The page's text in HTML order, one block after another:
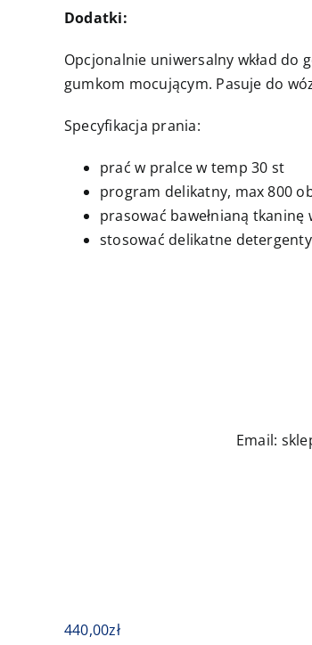
Dodatki:
Opcjonalnie uniwersalny wkład do
gumkom mocującym. Pasuje do
Specyfikacja prania:
prać w pralce w temp 30 st
program delikatny, max 800
prasować bawełnianą
stosować delikatne
Email: